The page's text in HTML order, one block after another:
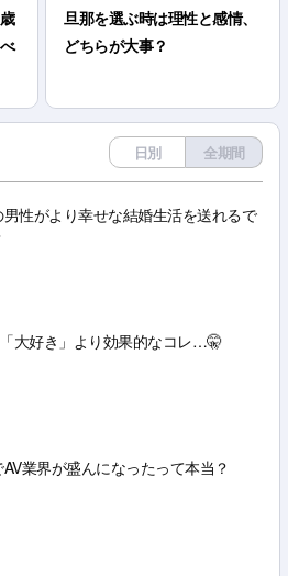
旦那を選ぶ時は理性と感情、
どちらが大事？
日別 全期間
男性がより幸せな結婚生活を送れるで
大好き」より効果的なコレ…🤫
AV業界が盛んになったって本当？